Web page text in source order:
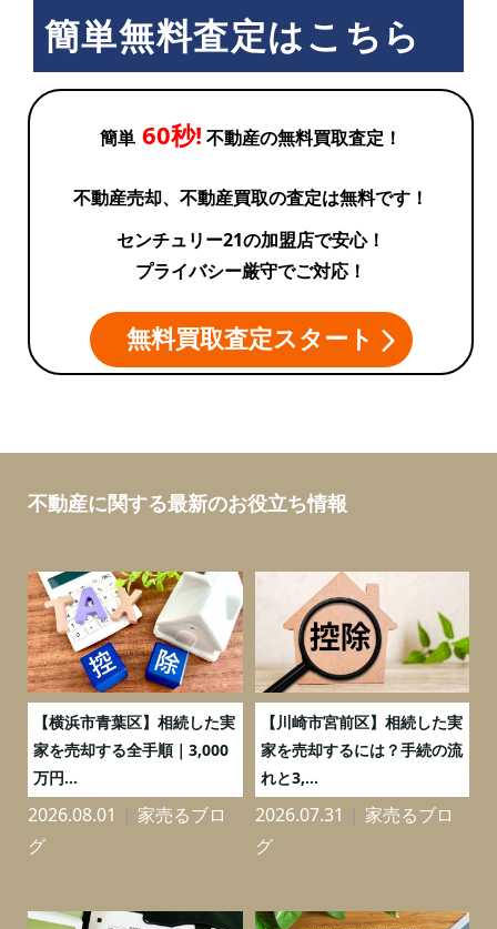
簡単無料査定はこちら
簡単 60秒! 不動産の無料買取査定！
不動産売却、不動産買取の査定は無料です！
センチュリー21の加盟店で安心！
プライバシー厳守でご対応！
無料買取査定スタート
不動産に関する最新のお役立ち情報
【横浜市青葉区】相続した実
家を売却する全手順｜3,000
万円...
2026.08.01
家売るブロ
グ
【川崎市宮前区】相続した実
家を売却するには？手続の流
れと3,...
2026.07.31
家売るブロ
グ